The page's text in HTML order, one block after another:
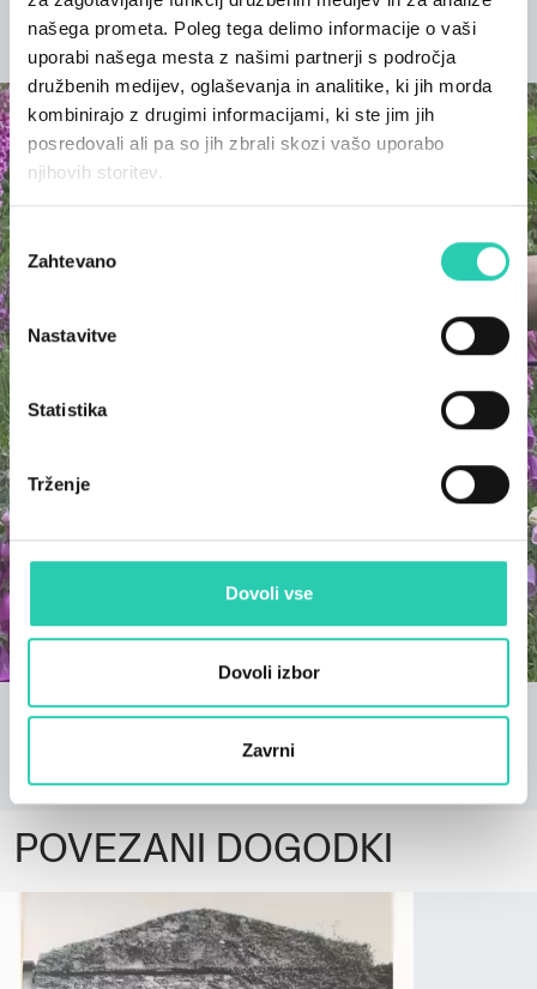
našega prometa. Poleg tega delimo informacije o vaši
uporabi našega mesta z našimi partnerji s področja
družbenih medijev, oglaševanja in analitike, ki jih morda
kombinirajo z drugimi informacijami, ki ste jim jih
posredovali ali pa so jih zbrali skozi vašo uporabo
njihovih storitev.
Izbira
soglasja
Zahtevano
Nastavitve
Statistika
Trženje
Dovoli vse
Dovoli izbor
Zavrni
ODKRIJTE PROJEKT
Radio Drugega
povezujejo vse vrste manjšin.
POVEZANI DOGODKI